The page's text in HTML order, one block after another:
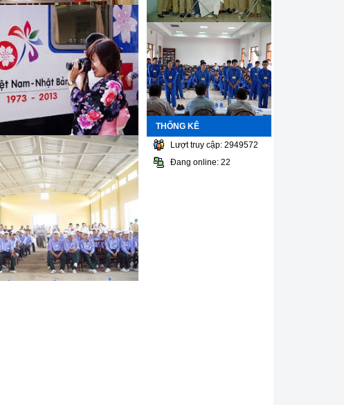
THỐNG KÊ
Lượt truy cập: 2949572
Đang online: 22